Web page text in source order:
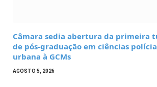
Câmara sedia abertura da primeira
de pós-graduação em ciências
urbana à GCMs
AGOSTO 5, 2026